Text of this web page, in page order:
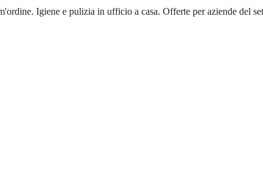
Igiene e pulizia in ufficio a casa. Offerte per aziende del